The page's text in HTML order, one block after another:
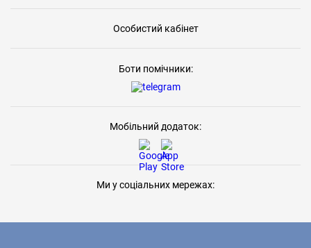
Особистий кабінет
Боти помічники:
Мобільний додаток:
Ми у соціальних мережах: